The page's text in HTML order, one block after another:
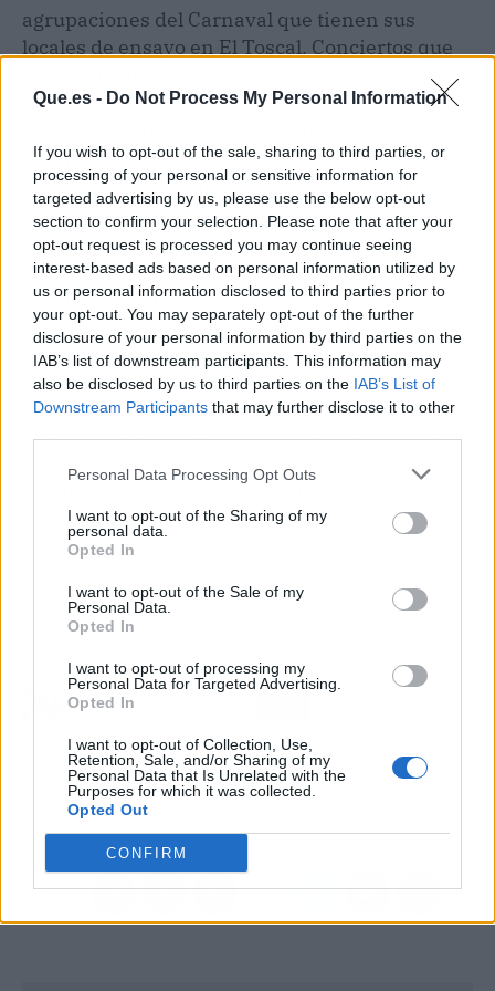
Que.es - Do Not Process My Personal Information
If you wish to opt-out of the sale, sharing to third parties, or
processing of your personal or sensitive information for
targeted advertising by us, please use the below opt-out
section to confirm your selection. Please note that after your
opt-out request is processed you may continue seeing
interest-based ads based on personal information utilized by
us or personal information disclosed to third parties prior to
your opt-out. You may separately opt-out of the further
disclosure of your personal information by third parties on the
IAB’s list of downstream participants. This information may
also be disclosed by us to third parties on the IAB’s List of
Downstream Participants that may further disclose it to other
Personal Data Processing Opt Outs
I want to opt-out of the Sharing of my
personal data.
Opted In
I want to opt-out of the Sale of my
Personal Data.
Opted In
I want to opt-out of processing my
Personal Data for Targeted Advertising.
Opted In
I want to opt-out of Collection, Use,
Retention, Sale, and/or Sharing of my
Personal Data that Is Unrelated with the
Purposes for which it was collected.
Opted Out
CONFIRM
agrupaciones del Carnaval que tienen sus
locales de ensayo en El Toscal. Conciertos que
asociaciones solidarias para dar a conocer su
labor altruista y animar al público asistente a
colaborar con sus proyectos. Las
organizaciones participantes fueron Acan,
Amate, Protectora Animal Canarionejos, Theo
Displacia, Trans Boys, El Club la Huella,
Aspercan, EIS Alia Dependencia y Unión Scout
Altihay.
No menos atractiva fue la oferta gastronómica
que propusieron las food trucks que durante
toda la jornada hicieron las delicias de quienes
acudieron a los exteriores de la Casa Pisaca que
abarrotaron desde primera hora y hasta la
noche las mesas instaladas.
Artículo anterior
El Parque Popular acoge
3
Artículo siguiente
Una escultura de
del artista de que